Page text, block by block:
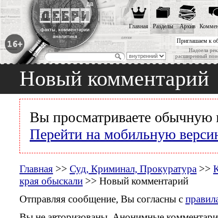
Приглашаем к
Надоела
расширенный
Главная Разделы Архив
Новый комментарий
Вы просматриваете обычную
Перейти на мобильную
Главная >> Суд, Криминал, Прокуратура >>
края обыскали >> Новый комментарий
Отправляя сообщение, Вы согласны с